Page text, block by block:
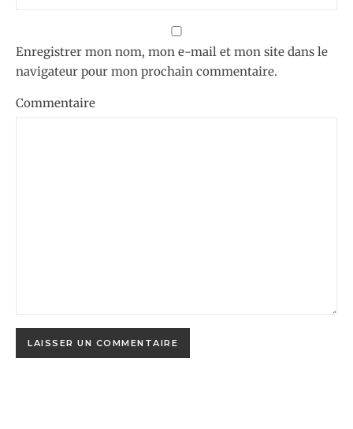
Enregistrer mon nom, mon e-mail et mon site dans le
navigateur pour mon prochain commentaire.
Commentaire